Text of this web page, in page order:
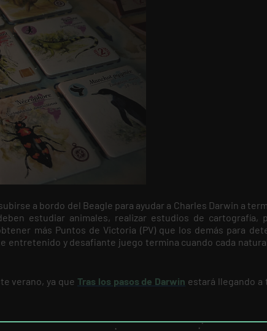
a bordo del Beagle para ayudar a Charles Darwin a
estudiar animales, realizar estudios de cartografía,
más Puntos de Victoria (PV) que los demás para
entretenido y desafiante juego termina cuando cada
verano, ya que Tras los pasos de Darwin estará llegando a